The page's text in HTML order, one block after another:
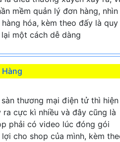
mềm quản lý đơn hàng, nhìn
hóa, kèm theo đấy là quy
một cách dễ dàng
thương mại điện tử thì hiện
cực kì nhiều và đây cũng là
phải có video lúc đóng gói
cho shop của mình, kèm